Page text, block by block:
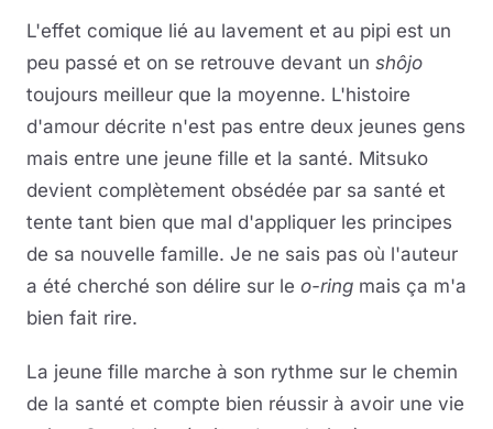
L'effet comique lié au lavement et au pipi est un
peu passé et on se retrouve devant un shôjo
toujours meilleur que la moyenne. L'histoire
d'amour décrite n'est pas entre deux jeunes gens
mais entre une jeune fille et la santé. Mitsuko
devient complètement obsédée par sa santé et
tente tant bien que mal d'appliquer les principes
de sa nouvelle famille. Je ne sais pas où l'auteur
a été cherché son délire sur le o-ring mais ça m'a
bien fait rire.
La jeune fille marche à son rythme sur le chemin
de la santé et compte bien réussir à avoir une vie